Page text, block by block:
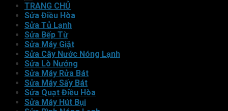
TRANG CHỦ
Sửa Điều Hòa
Sửa Tủ Lạnh
Sửa Bếp Từ
Sửa Máy Giặt
Sửa Cây Nước Nóng Lạnh
Sửa Lò Nướng
Sửa Máy Rửa Bát
Sửa Máy Sấy Bát
Sửa Quạt Điều Hòa
Sửa Máy Hút Bụi